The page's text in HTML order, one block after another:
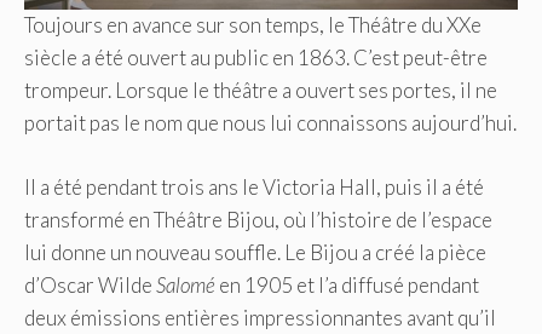
Toujours en avance sur son temps, le Théâtre du XXe
siècle a été ouvert au public en 1863. C’est peut-être
trompeur. Lorsque le théâtre a ouvert ses portes, il ne
portait pas le nom que nous lui connaissons aujourd’hui.
Il a été pendant trois ans le Victoria Hall, puis il a été
transformé en Théâtre Bijou, où l’histoire de l’espace
lui donne un nouveau souffle. Le Bijou a créé la pièce
d’Oscar WildeSalomé en 1905 et l’a diffusé pendant
deux émissions entières impressionnantes avant qu’il